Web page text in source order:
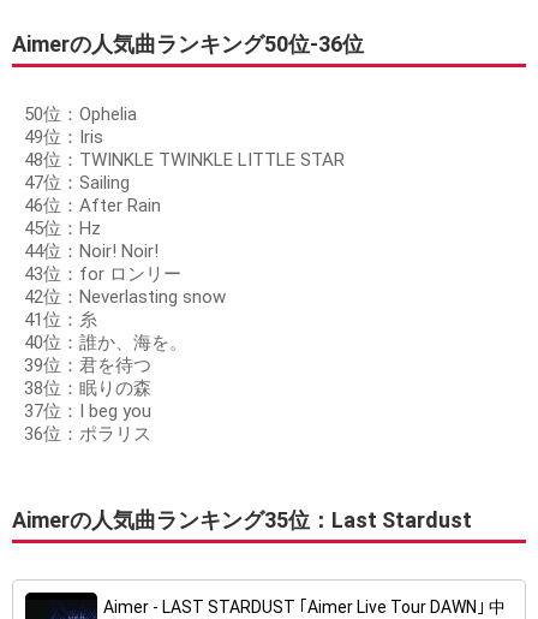
Aimerの人気曲ランキング50位‐36位
50位：Ophelia
49位：Iris
48位：TWINKLE TWINKLE LITTLE STAR
47位：Sailing
46位：After Rain
45位：Hz
44位：Noir! Noir!
43位：for ロンリー
42位：Neverlasting snow
41位：糸
40位：誰か、海を。
39位：君を待つ
38位：眠りの森
37位：I beg you
36位：ポラリス
Aimerの人気曲ランキング35位：Last Stardust
Aimer - LAST STARDUST ｢Aimer Live Tour DAWN｣ 中